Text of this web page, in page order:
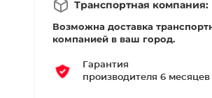
Транспортная компания:
Возможна доставка
компанией в ваш город.
Гарантия
производителя 6 месяцев